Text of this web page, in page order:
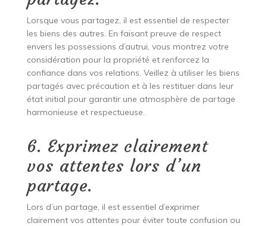
Lorsque vous partagez, il est essentiel de respecter
les biens des autres. En faisant preuve de respect
envers les possessions d’autrui, vous montrez votre
considération pour la propriété et renforcez la
confiance dans vos relations. Veillez à utiliser les biens
partagés avec précaution et à les restituer dans leur
état initial pour garantir une atmosphère de partage
harmonieuse et respectueuse.
6. Exprimez clairement
vos attentes lors d’un
partage.
Lors d’un partage, il est essentiel d’exprimer
clairement vos attentes pour éviter toute confusion ou